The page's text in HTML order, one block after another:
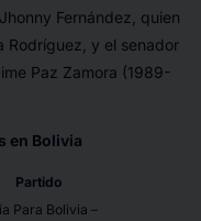
Fernández, quien
Rodríguez, y el senador
Paz Zamora (1989-
en Bolivia
Partido
Para Bolivia –